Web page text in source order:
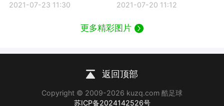
2021-07-23 11:30 2021-07-20 11:12
更多精彩图片
返回顶部
Copyright © 2009-2026 kuzq.com 酷足球
苏ICP备2024142526号